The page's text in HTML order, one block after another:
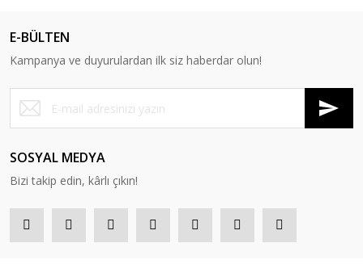
E-BÜLTEN
Kampanya ve duyurulardan ilk siz haberdar olun!
SOSYAL MEDYA
Bizi takip edin, kârlı çıkın!